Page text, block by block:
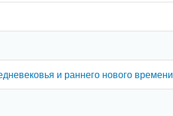
и раннего нового времени